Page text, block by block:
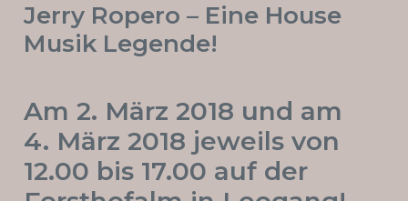
Jerry Ropero – Eine House
Musik Legende!
Am 2. März 2018 und am
4. März 2018 jeweils von
12.00 bis 17.00 auf der